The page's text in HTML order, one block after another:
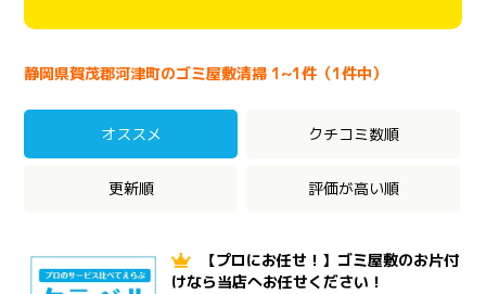
静岡県賀茂郡河津町のゴミ屋敷清掃 1~1件（1件中）
オススメ クチコミ数順
更新順 評価が高い順
【プロにお任せ！】ゴミ屋敷のお片付
けなら当店へお任せください！